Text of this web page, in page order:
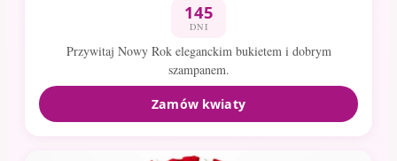
145
DNI
Przywitaj Nowy Rok eleganckim bukietem i dobrym
szampanem.
Zamów kwiaty